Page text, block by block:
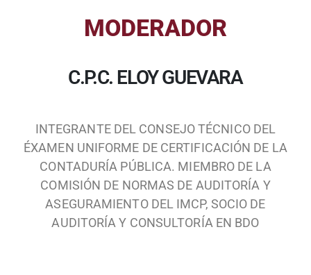
MODERADOR
C.P.C. ELOY GUEVARA
INTEGRANTE DEL CONSEJO TÉCNICO DEL
ÉXAMEN UNIFORME DE CERTIFICACIÓN DE LA
CONTADURÍA PÚBLICA. MIEMBRO DE LA
COMISIÓN DE NORMAS DE AUDITORÍA Y
ASEGURAMIENTO DEL IMCP, SOCIO DE
AUDITORÍA Y CONSULTORÍA EN BDO